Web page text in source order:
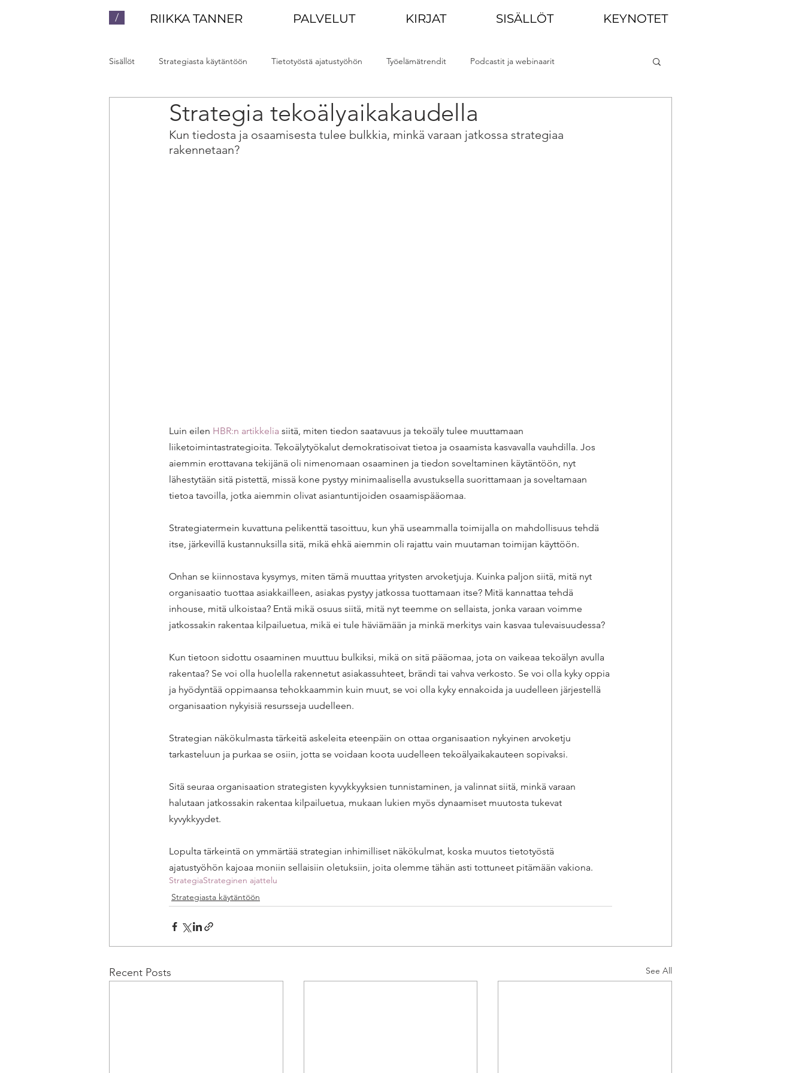
/ RIIKKA TANNER PALVELUT KIRJAT SISÄLLÖT KEYNOTET
Sisällöt Strategiasta käytäntöön Tietotyöstä ajatustyöhön Työelämätrendit Podcastit ja webinaarit
Luennot ja valmennukset Yhteiskunta Muutoskyvykkyys
Strategia tekoälyaikakaudella
Kun tiedosta ja osaamisesta tulee bulkkia, minkä varaan jatkossa strategiaa
rakennetaan?
Luin eilen HBR:n artikkelia siitä, miten tiedon saatavuus ja tekoäly tulee muuttamaan
liiketoimintastrategioita. Tekoälytyökalut demokratisoivat tietoa ja osaamista kasvavalla vauhdilla. Jos
aiemmin erottavana tekijänä oli nimenomaan osaaminen ja tiedon soveltaminen käytäntöön, nyt
lähestytään sitä pistettä, missä kone pystyy minimaalisella avustuksella suorittamaan ja soveltamaan
tietoa tavoilla, jotka aiemmin olivat asiantuntijoiden osaamispääomaa.
Strategiatermein kuvattuna pelikenttä tasoittuu, kun yhä useammalla toimijalla on mahdollisuus tehdä
itse, järkevillä kustannuksilla sitä, mikä ehkä aiemmin oli rajattu vain muutaman toimijan käyttöön.
Onhan se kiinnostava kysymys, miten tämä muuttaa yritysten arvoketjuja. Kuinka paljon siitä, mitä nyt
organisaatio tuottaa asiakkailleen, asiakas pystyy jatkossa tuottamaan itse? Mitä kannattaa tehdä
inhouse, mitä ulkoistaa? Entä mikä osuus siitä, mitä nyt teemme on sellaista, jonka varaan voimme
jatkossakin rakentaa kilpailuetua, mikä ei tule häviämään ja minkä merkitys vain kasvaa tulevaisuudessa?
Kun tietoon sidottu osaaminen muuttuu bulkiksi, mikä on sitä pääomaa, jota on vaikeaa tekoälyn avulla
rakentaa? Se voi olla huolella rakennetut asiakassuhteet, brändi tai vahva verkosto. Se voi olla kyky oppia
ja hyödyntää oppimaansa tehokkaammin kuin muut, se voi olla kyky ennakoida ja uudelleen järjestellä
organisaation nykyisiä resursseja uudelleen.
Strategian näkökulmasta tärkeitä askeleita eteenpäin on ottaa organisaation nykyinen arvoketju
tarkasteluun ja purkaa se osiin, jotta se voidaan koota uudelleen tekoälyaikakauteen sopivaksi.
Sitä seuraa organisaation strategisten kyvykkyyksien tunnistaminen, ja valinnat siitä, minkä varaan
halutaan jatkossakin rakentaa kilpailuetua, mukaan lukien myös dynaamiset muutosta tukevat
kyvykkyydet.
Lopulta tärkeintä on ymmärtää strategian inhimilliset näkökulmat, koska muutos tietotyöstä
ajatustyöhön kajoaa moniin sellaisiin oletuksiin, joita olemme tähän asti tottuneet pitämään vakiona.
StrategiaStrateginen ajattelu
Strategiasta käytäntöön
Recent Posts See All